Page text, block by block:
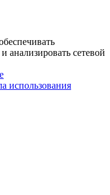
анализировать сетевой
использования